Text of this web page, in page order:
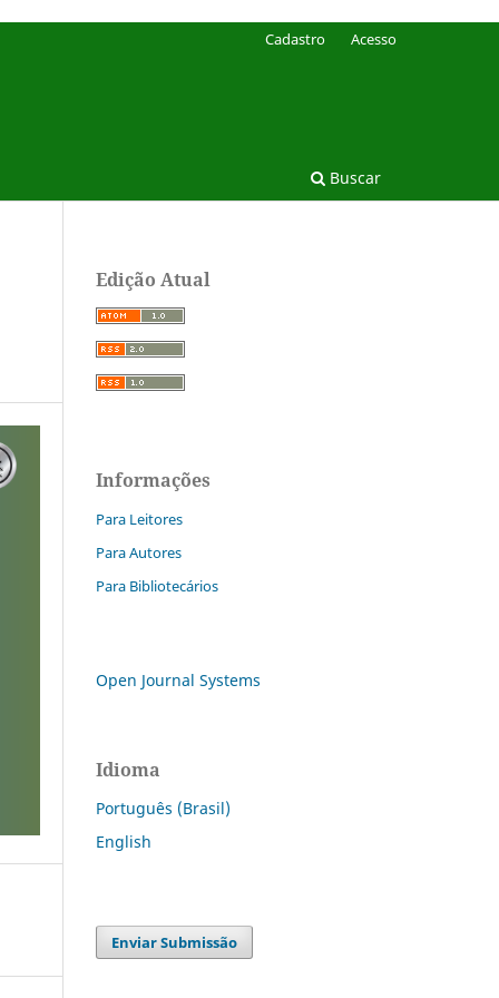
Buscar
Cadastro Acesso
Edição Atual
Informações
Para Leitores
Para Autores
Para Bibliotecários
Open Journal Systems
Idioma
Português (Brasil)
English
Enviar Submissão